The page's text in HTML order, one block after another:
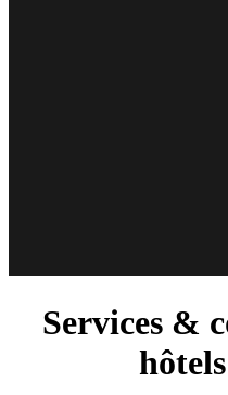
Services &